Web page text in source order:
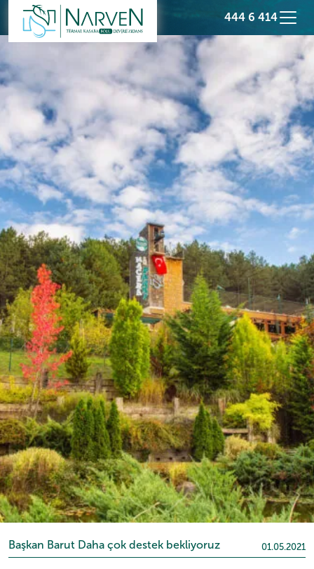
444 6 414
Başkan Barut Daha çok destek bekliyoruz 01.05.2021